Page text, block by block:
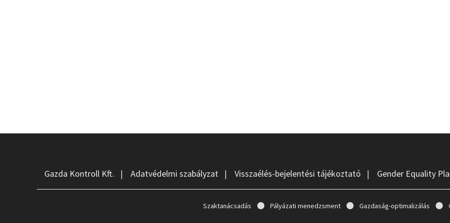
Gazda Kontroll Kft. |Adatvédelmi szabályzat |Visszaélés-bejelentési tájékoztató | Gender Equality
Szaktanácsadás Pályázati menedzsment Gazdaság-optimalizálás